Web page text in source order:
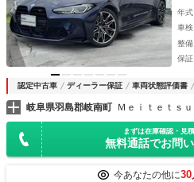
年式
車検
整備
保証
認定中古車 ディーラー保証 車両状態評価書
岐阜県羽島郡岐南町
まずは在庫確認・見
無料通話でお問
今あなたの他に30